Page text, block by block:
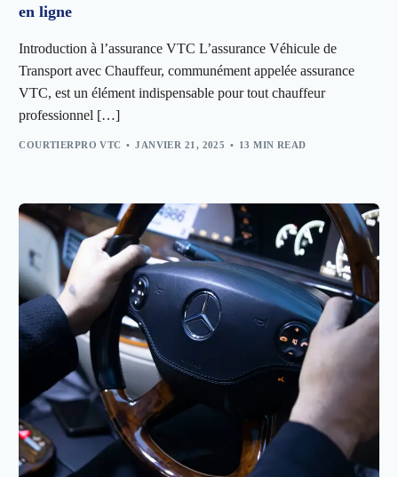
en ligne
Introduction à l’assurance VTC L’assurance Véhicule de
Transport avec Chauffeur, communément appelée assurance
VTC, est un élément indispensable pour tout chauffeur
professionnel […]
COURTIERPRO VTC JANVIER 21, 2025 13 MIN READ